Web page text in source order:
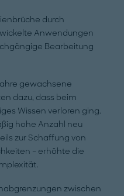
durch
Anwendungen
Bearbeitung
gewachsene
dazu, dass beim
Wissen verloren ging.
hohe Anzahl neu
zur Schaffung von
– erhöhte die
zwischen